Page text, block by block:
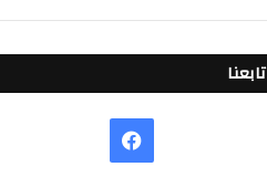
تابعنا
فيسبوك